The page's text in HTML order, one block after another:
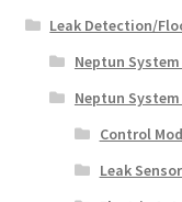
Leak Detection/
Neptun
Neptun
Control
Leak